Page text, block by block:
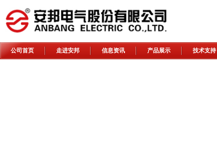
公司首页 走进安邦 信息资讯 产品展示 技术支持